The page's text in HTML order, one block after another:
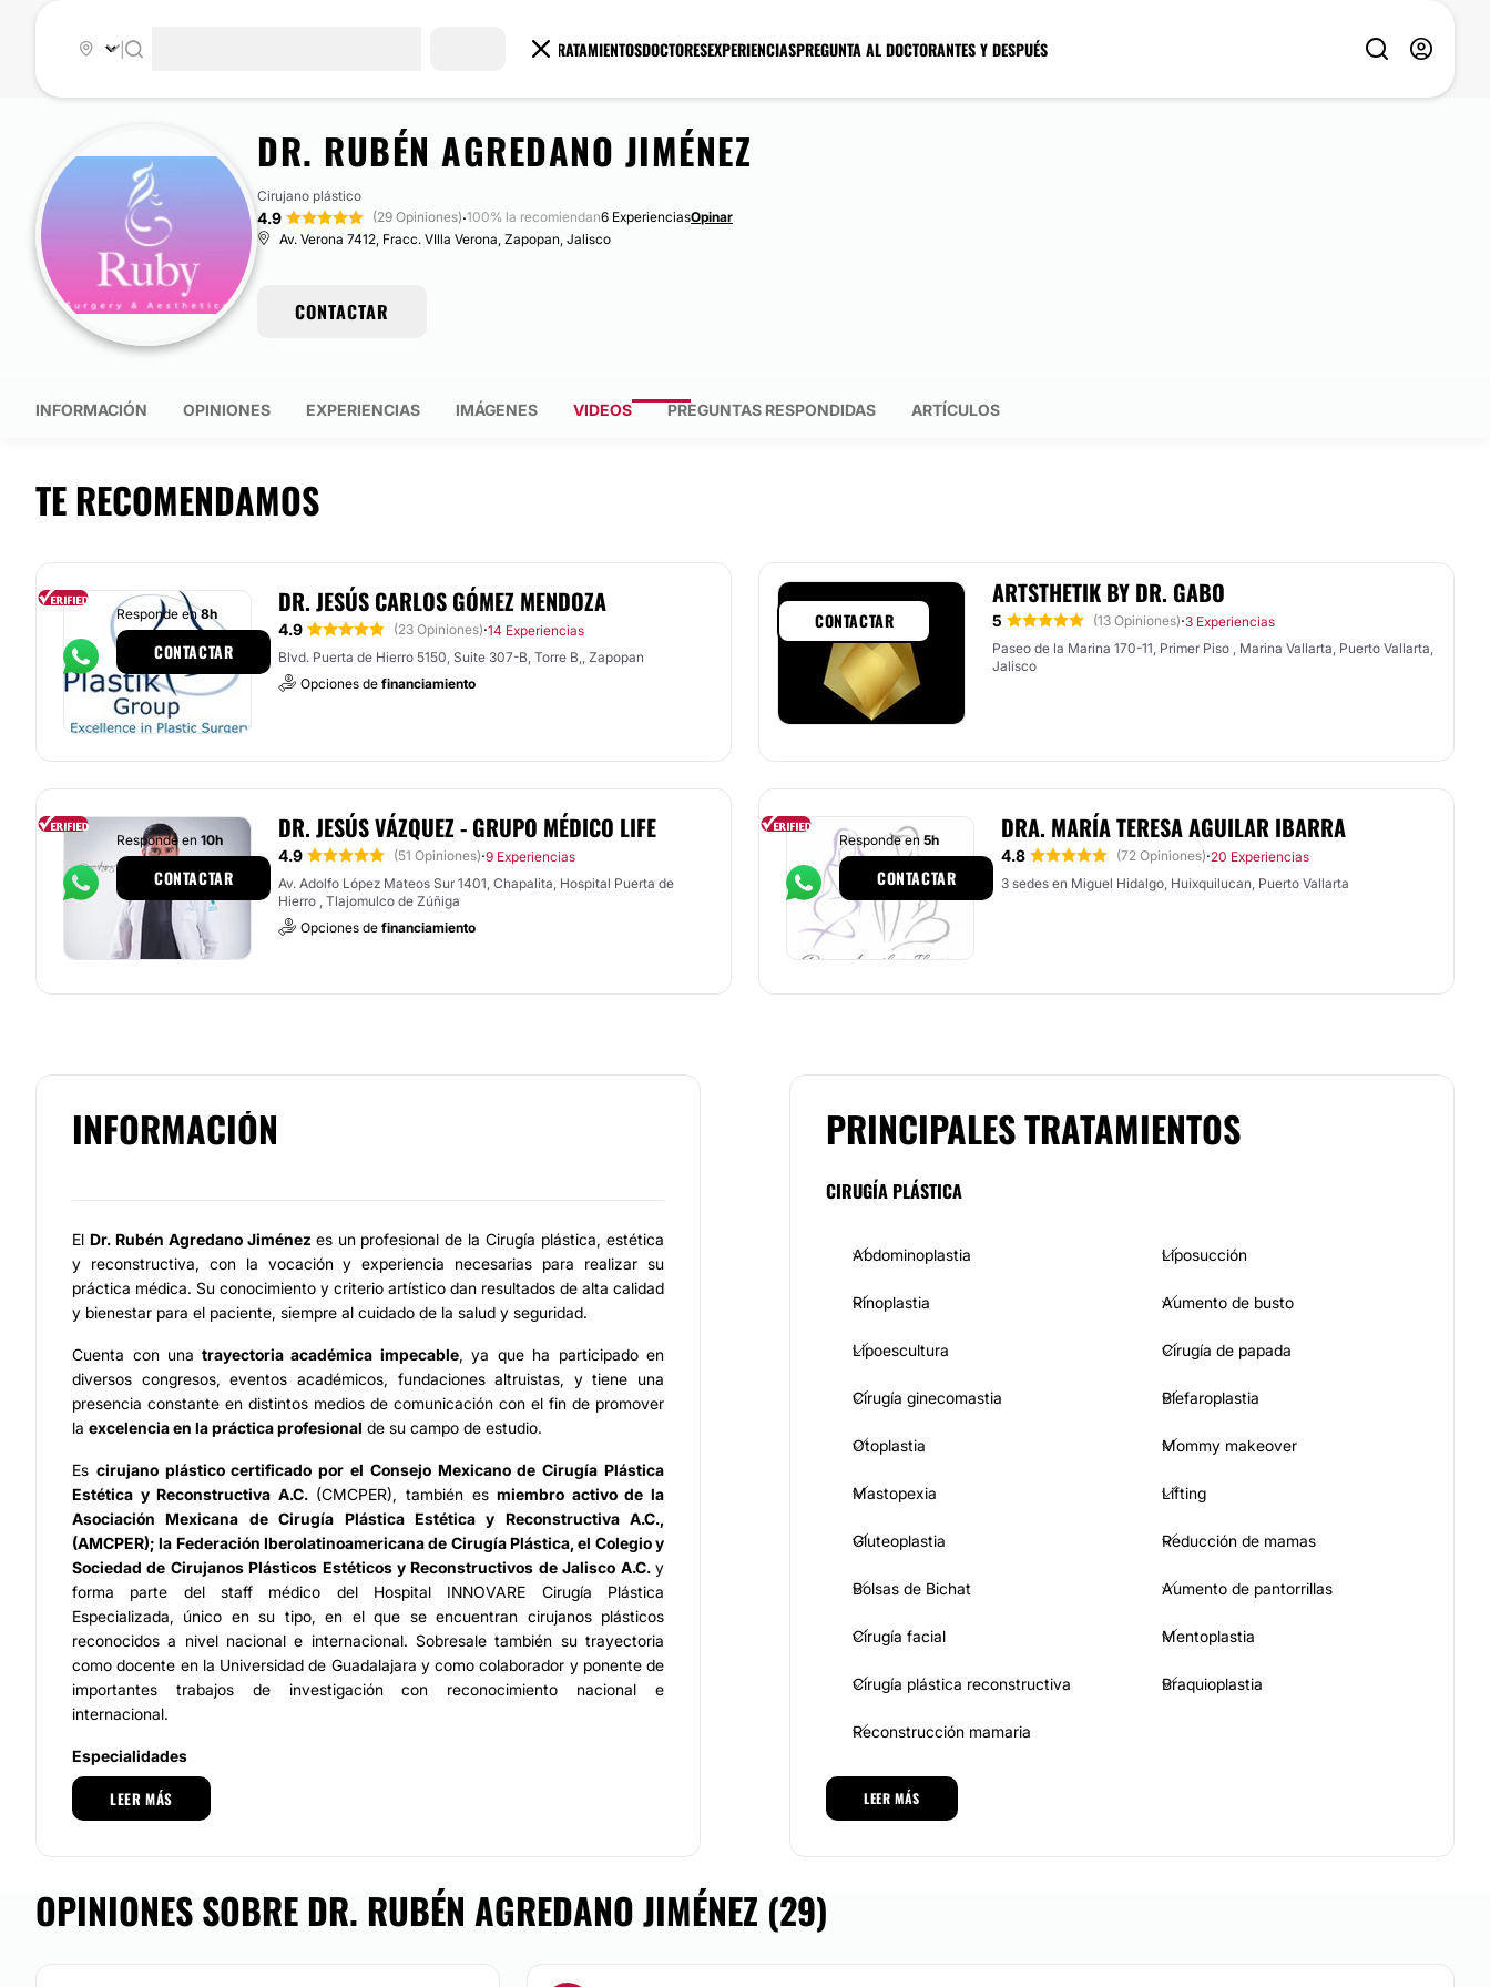
TRATAMIENTOSDOCTORESEXPERIENCIASPREGUNTA AL DOCTORANTES Y DESPUÉS
DR. RUBÉN AGREDANO JIMÉNEZ
Cirujano plástico
4.9 (29 Opiniones)·100% la recomiendan6 ExperienciasOpinar
Av. Verona 7412, Fracc. VIlla Verona, Zapopan, Jalisco
CONTACTAR
INFORMACIÓN OPINIONES EXPERIENCIAS IMÁGENES VIDEOS PREGUNTAS RESPONDIDAS ARTÍCULOS
TE RECOMENDAMOS
DR. JESÚS CARLOS GÓMEZ MENDOZA
4.9 (23 Opiniones)·14 Experiencias
Blvd. Puerta de Hierro 5150, Suite 307-B, Torre B,, Zapopan
Opciones de financiamiento
Responde en8h
CONTACTAR
ARTSTHETIK BY DR. GABO
5 (13 Opiniones)·3 Experiencias
Paseo de la Marina 170-11, Primer Piso , Marina Vallarta, Puerto Vallarta,
Jalisco
CONTACTAR
DR. JESÚS VÁZQUEZ - GRUPO MÉDICO LIFE
4.9 (51 Opiniones)·9 Experiencias
Av. Adolfo López Mateos Sur 1401, Chapalita, Hospital Puerta de
Hierro , Tlajomulco de Zúñiga
Opciones de financiamiento
Responde en 10h
CONTACTAR
DRA. MARÍA TERESA AGUILAR IBARRA
4.8 (72 Opiniones)·20 Experiencias
3 sedes en Miguel Hidalgo, Huixquilucan, Puerto Vallarta
Responde en 5h
CONTACTAR
INFORMACIÓN
El Dr. Rubén Agredano Jiménez es un profesional de la Cirugía plástica, estética
y reconstructiva, con la vocación y experiencia necesarias para realizar su
práctica médica. Su conocimiento y criterio artístico dan resultados de alta calidad
y bienestar para el paciente, siempre al cuidado de la salud y seguridad.
Cuenta con una trayectoria académica impecable, ya que ha participado en
diversos congresos, eventos académicos, fundaciones altruistas, y tiene una
presencia constante en distintos medios de comunicación con el fin de promover
la excelencia en la práctica profesional de su campo de estudio.
Es cirujano plástico certificado por el Consejo Mexicano de Cirugía Plástica
Estética y Reconstructiva A.C.(CMCPER), también esmiembro activo de la
Asociación Mexicana de Cirugía Plástica Estética y Reconstructiva A.C.,
(AMCPER); la Federación Iberolatinoamericana de Cirugía Plástica, el Colegio y
Sociedad de Cirujanos Plásticos Estéticos y Reconstructivos de Jalisco A.C. y
forma parte del staff médico del Hospital INNOVARE Cirugía Plástica
Especializada, único en su tipo, en el que se encuentran cirujanos plásticos
reconocidos a nivel nacional e internacional. Sobresale también su trayectoria
como docente en la Universidad de Guadalajara y como colaborador y ponente de
importantes trabajos de investigación con reconocimiento nacional e
internacional.
Especialidades
Los servicios que ofrece el
atención personalizada con gran sentido ético y sensibilidad humana. Entre los
Cirugía facial: levantamiento de cejas, párpados, rinoplastia, colocación de
implantes en pómulos, iInfiltración de grasa en pómulos, extracción de bolsas de
LEER MÁS
PRINCIPALES TRATAMIENTOS
CIRUGÍA PLÁSTICA
Abdominoplastia Liposucción
Rinoplastia Aumento de busto
Lipoescultura Cirugía de papada
Cirugía ginecomastia Blefaroplastia
Otoplastia Mommy makeover
Mastopexia Lifting
Gluteoplastia Reducción de mamas
Bolsas de Bichat Aumento de pantorrillas
Cirugía facial Mentoplastia
Cirugía plástica reconstructiva Braquioplastia
Reconstrucción mamaria
MEDICINA ESTÉTICA
LEER MÁS
OPINIONES SOBRE DR. RUBÉN AGREDANO JIMÉNEZ (29)